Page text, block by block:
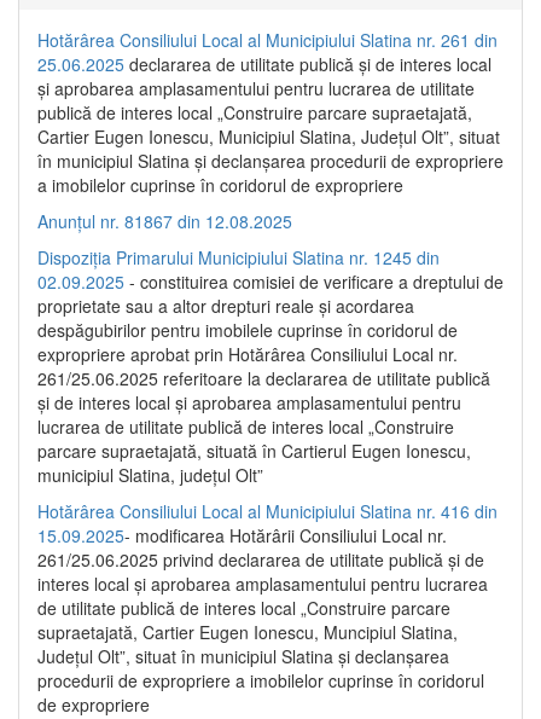
Hotărârea Consiliului Local al Municipiului Slatina nr. 261 din
25.06.2025 declararea de utilitate publică și de interes local
și aprobarea amplasamentului pentru lucrarea de utilitate
publică de interes local „Construire parcare supraetajată,
Cartier Eugen Ionescu, Municipiul Slatina, Județul Olt”, situat
în municipiul Slatina și declanșarea procedurii de expropriere
a imobilelor cuprinse în coridorul de expropriere
Anunțul nr. 81867 din 12.08.2025
Dispoziția Primarului Municipiului Slatina nr. 1245 din
02.09.2025 - constituirea comisiei de verificare a dreptului de
proprietate sau a altor drepturi reale și acordarea
despăgubirilor pentru imobilele cuprinse în coridorul de
expropriere aprobat prin Hotărârea Consiliului Local nr.
261/25.06.2025 referitoare la declararea de utilitate publică
și de interes local și aprobarea amplasamentului pentru
lucrarea de utilitate publică de interes local „Construire
parcare supraetajată, situată în Cartierul Eugen Ionescu,
municipiul Slatina, județul Olt”
Hotărârea Consiliului Local al Municipiului Slatina nr. 416 din
15.09.2025- modificarea Hotărârii Consiliului Local nr.
261/25.06.2025 privind declararea de utilitate publică și de
interes local și aprobarea amplasamentului pentru lucrarea
de utilitate publică de interes local „Construire parcare
supraetajată, Cartier Eugen Ionescu, Muncipiul Slatina,
Județul Olt”, situat în municipiul Slatina și declanșarea
procedurii de expropriere a imobilelor cuprinse în coridorul
de expropriere